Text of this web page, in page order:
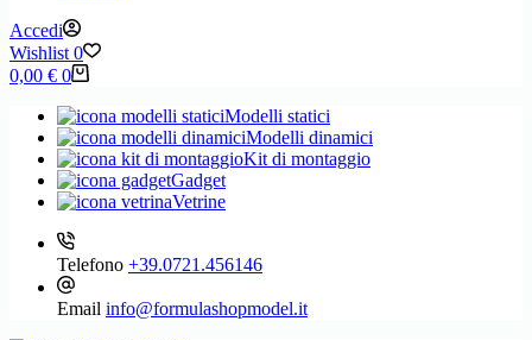
Accedi
Wishlist 0
Carrello
0,00 € 0
Modelli statici
Modelli dinamici
Kit di montaggio
Gadget
Vetrine
Telefono +39.0721.456146
Email info@formulashopmodel.it